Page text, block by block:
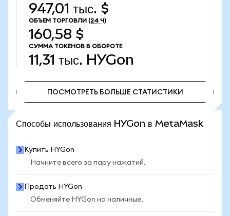
947,01 тыс. $
ОБЪЕМ ТОРГОВЛИ (24 Ч)
160,58 $
СУММА ТОКЕНОВ В ОБОРОТЕ
11,31 тыс. HYGon
ПОСМОТРЕТЬ БОЛЬШЕ СТАТИСТИКИ
Способы использования HYGon в MetaMask
Купить HYGon
Начните всего за пару нажатий.
Продать HYGon
Обменяйте HYGon на наличные.